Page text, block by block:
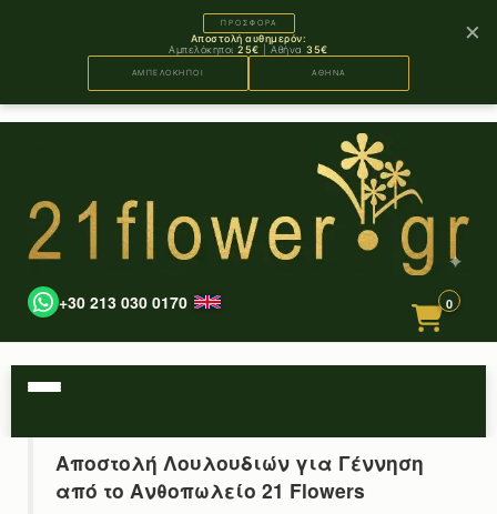
+30 213 030 0170 0
ΠΡΟΣΦΟΡΑ
Αποστολή αυθημερόν:
Αμπελόκηποι25€ | Αθήνα35€
ΑΜΠΕΛΟΚΗΠΟΙ ΑΘΗΝΑ
×
Αποστολή Λουλουδιών για Γέννηση
από το Ανθοπωλείο 21 Flowers